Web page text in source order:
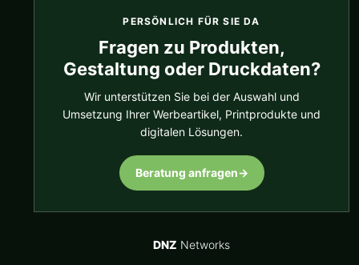
PERSÖNLICH FÜR SIE DA
Fragen zu Produkten,
Gestaltung oder Druckdaten?
Wir unterstützen Sie bei der Auswahl und
Umsetzung Ihrer Werbeartikel, Printprodukte und
digitalen Lösungen.
Beratung anfragen→
DNZ Networks